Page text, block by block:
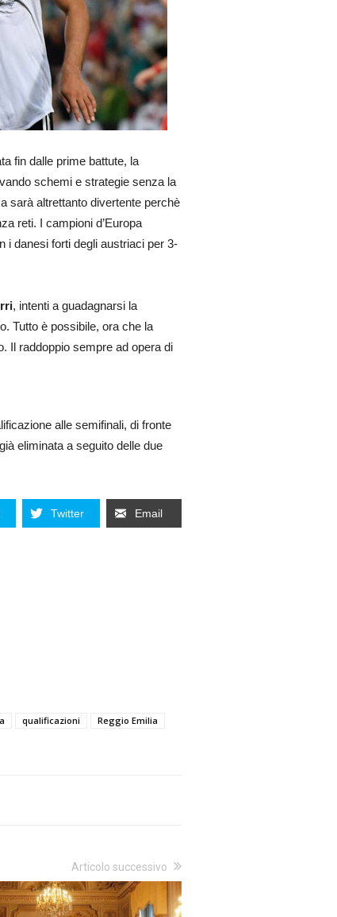
fin dalle prime battute, la
schemi e strategie senza la
sarà altrettanto divertente perchè
reti. I campioni d’Europa
i danesi forti degli austriaci per 3-
, intenti a guadagnarsi la
Tutto è possibile, ora che la
Il raddoppio sempre ad opera di
alle semifinali, di fronte
eliminata a seguito delle due
Twitter Email
qualificazioni
Reggio Emilia
Articolo successivo